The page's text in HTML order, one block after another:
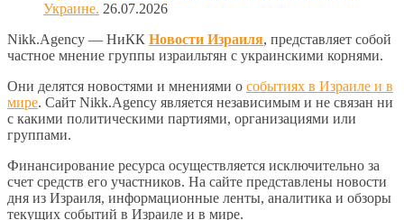
Украине. 26.07.2026
Nikk.Agency — НиКК Новости Израиля, представляет собой
частное мнение группы израильтян с украинскими корнями.
Они делятся новостями и мнениями о событиях в Израиле и в
мире. Сайт Nikk.Agency является независимым и не связан ни
с какими политическими партиями, организациями или
группами.
Финансирование ресурса осуществляется исключительно за
счет средств его участников. На сайте представлены новости
дня из Израиля, информационные ленты, аналитика и обзоры
текущих событий в Израиле и в мире.